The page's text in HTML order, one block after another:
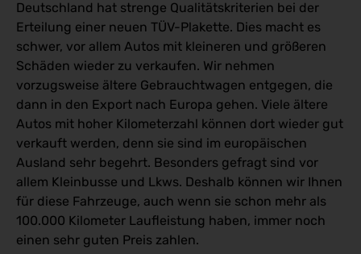
Deutschland hat strenge Qualitätskriterien bei der
Erteilung einer neuen TÜV-Plakette. Dies macht es
schwer, vor allem Autos mit kleineren und größeren
Schäden wieder zu verkaufen. Wir nehmen
vorzugsweise ältere Gebrauchtwagen entgegen, die
dann in den Export nach Europa gehen. Viele ältere
Autos mit hoher Kilometerzahl können dort wieder gut
verkauft werden, denn sie sind im europäischen
Ausland sehr begehrt. Besonders gefragt sind vor
allem Kleinbusse und Lkws. Deshalb können wir Ihnen
für diese Fahrzeuge, auch wenn sie schon mehr als
100.000 Kilometer Laufleistung haben, immer noch
einen sehr guten Preis zahlen.